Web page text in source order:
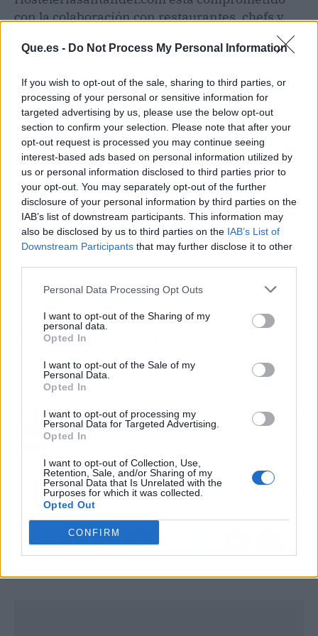
Que.es - Do Not Process My Personal Information
If you wish to opt-out of the sale, sharing to third parties, or
processing of your personal or sensitive information for
targeted advertising by us, please use the below opt-out
section to confirm your selection. Please note that after your
opt-out request is processed you may continue seeing
interest-based ads based on personal information utilized by
us or personal information disclosed to third parties prior to
your opt-out. You may separately opt-out of the further
disclosure of your personal information by third parties on the
IAB’s list of downstream participants. This information may
also be disclosed by us to third parties on the IAB’s List of
Downstream Participants that may further disclose it to other
Personal Data Processing Opt Outs
I want to opt-out of the Sharing of my
personal data.
Opted In
I want to opt-out of the Sale of my
Personal Data.
Opted In
I want to opt-out of processing my
Personal Data for Targeted Advertising.
Opted In
I want to opt-out of Collection, Use,
Retention, Sale, and/or Sharing of my
Personal Data that Is Unrelated with the
Purposes for which it was collected.
Opted Out
CONFIRM
con la colaboración con restaurantes, chefs y
otros actores clave en la escena gastronómica
de la ciudad para promover la excelencia
tiene para ofrecer.
En conclusión, Hosteleriasantander.com es
mucho más que un simple directorio de
restaurantes; es una ventana a la vibrante y
diversa escena gastronómica de Santander.
Con su enfoque en la autenticidad, la calidad y
la accesibilidad, el portal se ha convertido en un
recurso invaluable para los visitantes que
desean descubrir los sabores únicos de la
región. Ya sea que estén buscando un
restaurante elegante para una cena especial o
con amigos, los usuarios pueden confiar en
Hosteleriasantander.com para ayudarles a
antojos culinarios en Santander.
d
e
Artículo anterior
Murcia solicita a la UE
las regiones del sur por
ser las más vulnerables
al cambio climático
Artículo siguiente
El cuerpo sin vida de
móvil, cartera y